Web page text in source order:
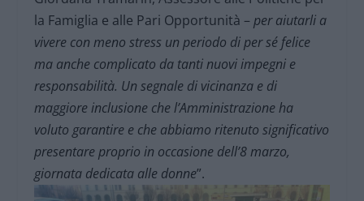
la Famiglia e alle Pari Opportunità –per aiutarli a
vivere con meno stress un periodo di per sé felice
ma anche complicato da tanti nuovi impegni e
responsabilità. Un segnale di vicinanza e di
maggiore inclusione che l’Amministrazione ha
voluto garantire e che abbiamo ritenuto significativo
presentare proprio in occasione dell’8 marzo,
giornata dedicata alle donne”.